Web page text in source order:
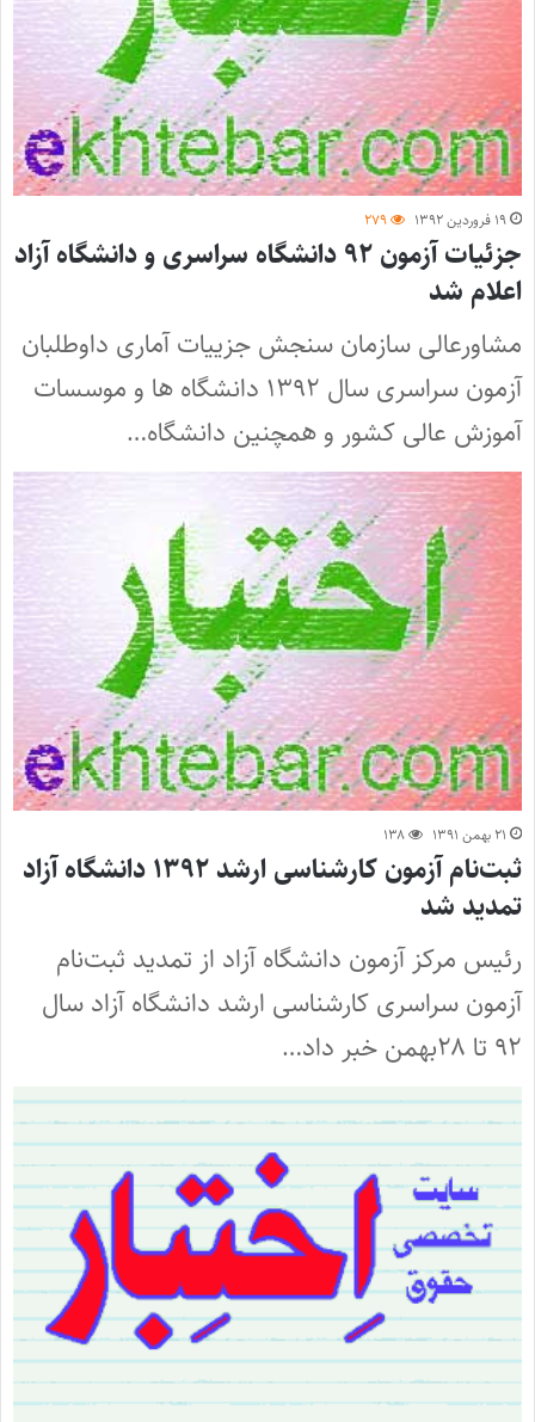
۱۹ فروردین ۱۳۹۲ ۲۷۹
جزئیات آزمون ۹۲ دانشگاه سراسری و دانشگاه آزاد
اعلام شد
مشاورعالی سازمان سنجش جزییات آماری داوطلبان
آزمون سراسری سال ۱۳۹۲ دانشگاه ها و موسسات
آموزش عالی کشور و همچنین دانشگاه…
۲۱ بهمن ۱۳۹۱ ۱۳۸
ثبت‌نام آزمون کارشناسی ارشد ۱۳۹۲ دانشگاه آزاد
تمدید شد
رئیس مرکز آزمون دانشگاه آزاد از تمدید ثبت‌نام
آزمون سراسری کارشناسی ارشد دانشگاه آزاد سال
۹۲ تا ۲۸بهمن‌ خبر داد…